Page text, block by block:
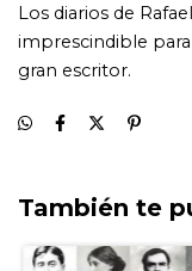
También te